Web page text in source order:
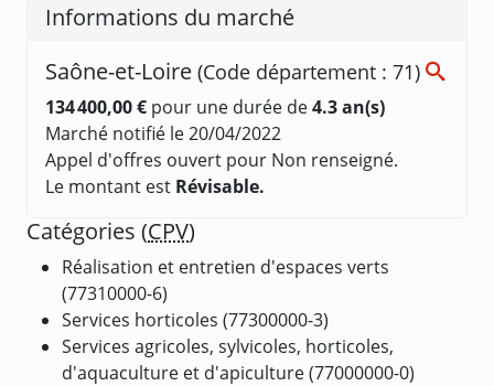
Informations du marché
Saône-et-Loire (Code département : 71)
134 400,00 € pour une durée de4.3 an(s)
Marché notifié le 20/04/2022
Appel d'offres ouvert pour Non renseigné.
Le montant est Révisable.
Catégories (CPV)
Réalisation et entretien d'espaces verts
(77310000-6)
Services horticoles (77300000-3)
Services agricoles, sylvicoles, horticoles,
d'aquaculture et d'apiculture (77000000-0)